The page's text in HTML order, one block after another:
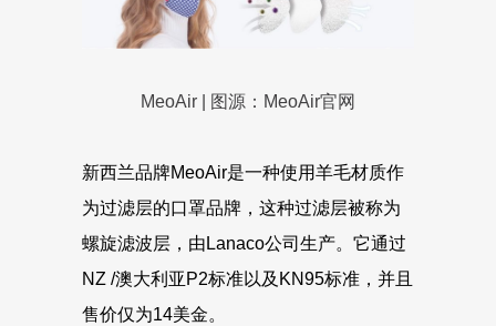
MeoAir | 图源：MeoAir官网
新西兰品牌MeoAir是一种使用羊毛材质作
为过滤层的口罩品牌，这种过滤层被称为
螺旋滤波层，由Lanaco公司生产。它通过
NZ /澳大利亚P2标准以及KN95标准，并且
售价仅为14美金。